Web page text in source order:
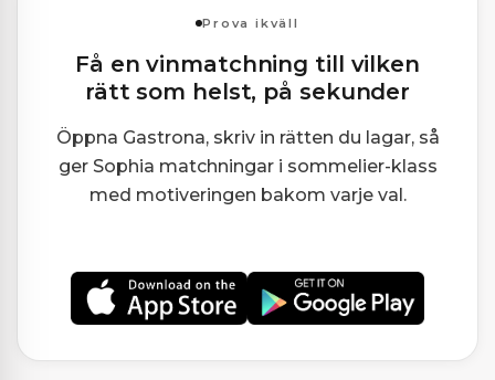
Prova ikväll
Få en vinmatchning till vilken
rätt som helst, på sekunder
Öppna Gastrona, skriv in rätten du lagar, så
ger Sophia matchningar i sommelier-klass
med motiveringen bakom varje val.